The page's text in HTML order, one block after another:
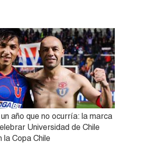
año que no ocurría: la marca
Universidad de Chile
Copa Chile